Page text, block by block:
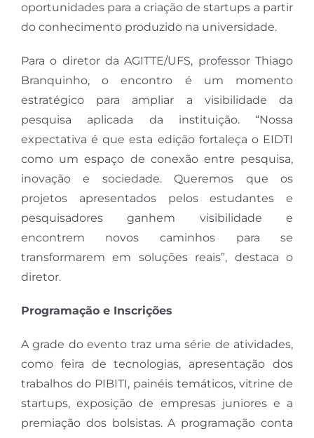
oportunidades para a criação de startups a partir
do conhecimento produzido na universidade.
Para o diretor da AGITTE/UFS, professor Thiago
Branquinho, o encontro é um momento
estratégico para ampliar a visibilidade da
pesquisa aplicada da instituição. “Nossa
expectativa é que esta edição fortaleça o EIDTI
como um espaço de conexão entre pesquisa,
inovação e sociedade. Queremos que os
projetos apresentados pelos estudantes e
pesquisadores ganhem visibilidade e
encontrem novos caminhos para se
transformarem em soluções reais”, destaca o
diretor.
Programação e Inscrições
A grade do evento traz uma série de atividades,
como feira de tecnologias, apresentação dos
trabalhos do PIBITI, painéis temáticos, vitrine de
startups, exposição de empresas juniores e a
premiação dos bolsistas. A programação conta